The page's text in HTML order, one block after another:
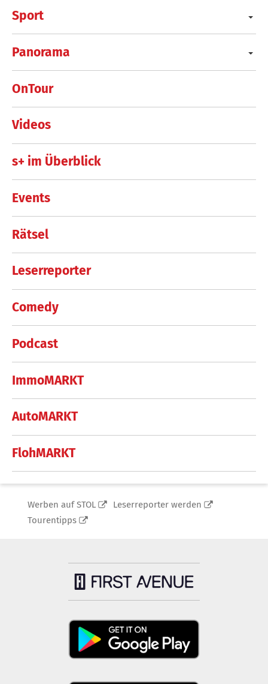
Sport
Panorama
OnTour
Videos
s+ im Überblick
Events
Rätsel
Leserreporter
Comedy
Podcast
ImmoMARKT
AutoMARKT
FlohMARKT
Werben auf STOL
Leserreporter werden
Tourentipps